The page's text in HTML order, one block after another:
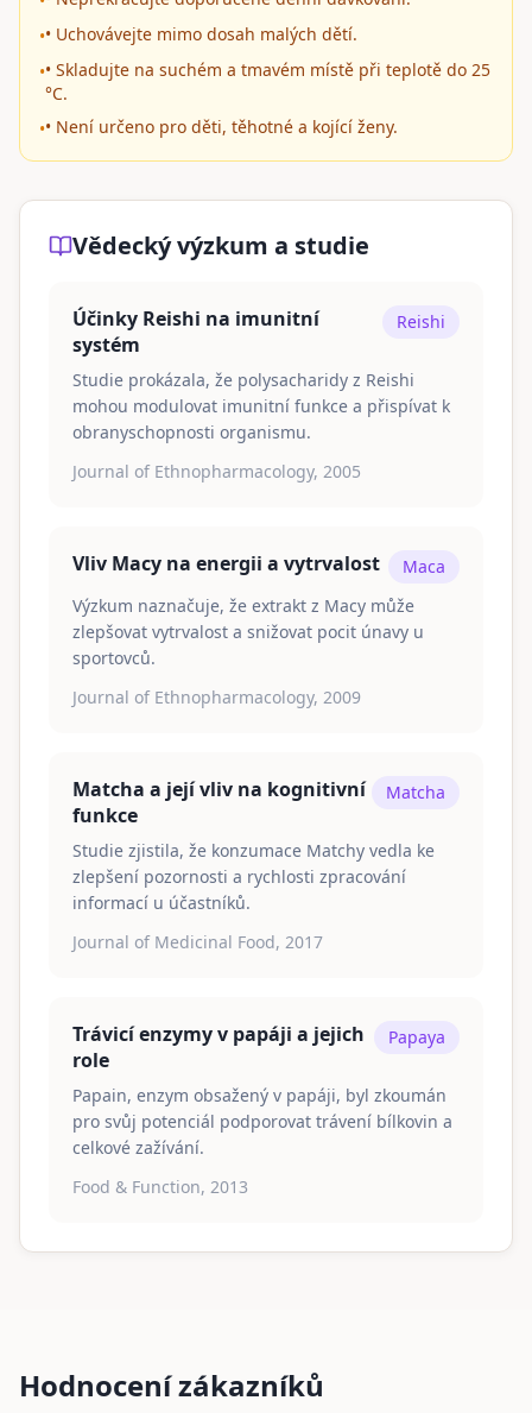
•• Uchovávejte mimo dosah malých dětí.
•• Skladujte na suchém a tmavém místě při teplotě do 25
°C.
•• Není určeno pro děti, těhotné a kojící ženy.
Vědecký výzkum a studie
Účinky Reishi na imunitní
systém
Reishi
Studie prokázala, že polysacharidy z Reishi
mohou modulovat imunitní funkce a přispívat k
obranyschopnosti organismu.
Journal of Ethnopharmacology, 2005
Vliv Macy na energii a vytrvalost
Maca
Výzkum naznačuje, že extrakt z Macy může
zlepšovat vytrvalost a snižovat pocit únavy u
sportovců.
Journal of Ethnopharmacology, 2009
Matcha a její vliv na kognitivní
funkce
Matcha
Studie zjistila, že konzumace Matchy vedla ke
zlepšení pozornosti a rychlosti zpracování
informací u účastníků.
Journal of Medicinal Food, 2017
Trávicí enzymy v papáji a jejich
role
Papaya
Papain, enzym obsažený v papáji, byl zkoumán
pro svůj potenciál podporovat trávení bílkovin a
celkové zažívání.
Food & Function, 2013
Hodnocení zákazníků